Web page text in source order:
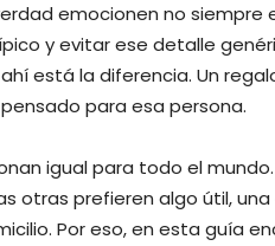
emocionen no siempre
y evitar ese detalle
está la diferencia. Un
para esa persona.
igual para todo el
otras prefieren algo útil, una
Por eso, en esta guía